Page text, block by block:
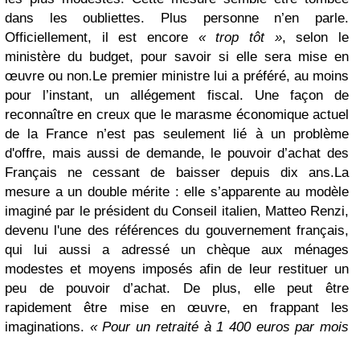
dans les oubliettes. Plus personne n’en parle.
Officiellement, il est encore « trop tôt », selon le
ministère du budget, pour savoir si elle sera mise en
œuvre ou non.Le premier ministre lui a préféré, au moins
pour l’instant, un allégement fiscal. Une façon de
reconnaître en creux que le marasme économique actuel
de la France n’est pas seulement lié à un problème
d'offre, mais aussi de demande, le pouvoir d’achat des
Français ne cessant de baisser depuis dix ans.La
mesure a un double mérite : elle s’apparente au modèle
imaginé par le président du Conseil italien, Matteo Renzi,
devenu l'une des références du gouvernement français,
qui lui aussi a adressé un chèque aux ménages
modestes et moyens imposés afin de leur restituer un
peu de pouvoir d’achat. De plus, elle peut être
rapidement être mise en œuvre, en frappant les
imaginations. « Pour un retraité à 1 400 euros par mois